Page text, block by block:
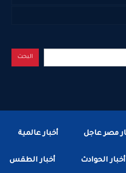
البحث
مصر عاجل أخبار عالمية
أخبار الحوادث أخبار الطقس